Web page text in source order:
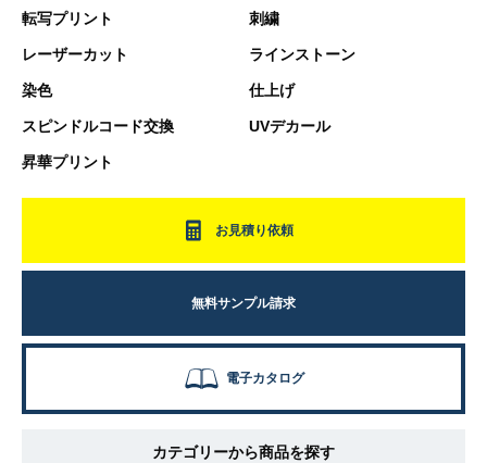
転写プリント 刺繍
レーザーカット ラインストーン
染色 仕上げ
スピンドルコード交換 UVデカール
昇華プリント
お見積り依頼
無料サンプル請求
電子カタログ
カテゴリーから商品を探す